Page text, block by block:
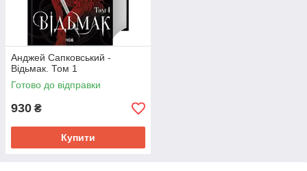
Анджей Сапковський -
Відьмак. Том 1
Готово до відправки
930 ₴
Купити